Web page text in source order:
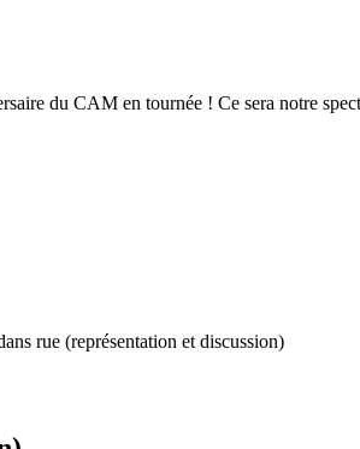
du CAM en tournée ! Ce sera notre